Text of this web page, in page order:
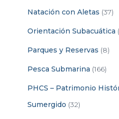
Natación con Aletas (37)
Orientación Subacuática
Parques y Reservas (8)
Pesca Submarina (166)
PHCS – Patrimonio
Sumergido (32)